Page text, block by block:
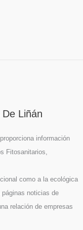
Liñán
información
Fitosanitarios,
como a la ecológica
noticias de
relación de empresas